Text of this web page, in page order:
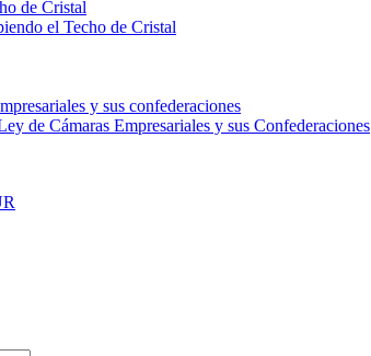
de Cristal
el Techo de Cristal
y sus confederaciones
de Cámaras Empresariales y sus Confederaciones